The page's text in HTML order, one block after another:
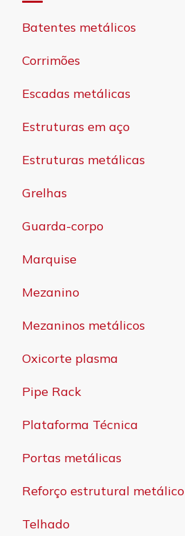
Batentes metálicos
Corrimões
Escadas metálicas
Estruturas em aço
Estruturas metálicas
Grelhas
Guarda-corpo
Marquise
Mezanino
Mezaninos metálicos
Oxicorte plasma
Pipe Rack
Plataforma Técnica
Portas metálicas
Reforço estrutural metálico
Telhado